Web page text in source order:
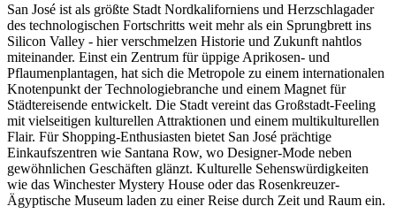
San José ist als größte Stadt Nordkaliforniens und Herzschlagader
des technologischen Fortschritts weit mehr als ein Sprungbrett ins
Silicon Valley - hier verschmelzen Historie und Zukunft nahtlos
miteinander. Einst ein Zentrum für üppige Aprikosen- und
Pflaumenplantagen, hat sich die Metropole zu einem internationalen
Knotenpunkt der Technologiebranche und einem Magnet für
Städtereisende entwickelt. Die Stadt vereint das Großstadt-Feeling
mit vielseitigen kulturellen Attraktionen und einem multikulturellen
Flair. Für Shopping-Enthusiasten bietet San José prächtige
Einkaufszentren wie Santana Row, wo Designer-Mode neben
gewöhnlichen Geschäften glänzt. Kulturelle Sehenswürdigkeiten
wie das Winchester Mystery House oder das Rosenkreuzer-
Ägyptische Museum laden zu einer Reise durch Zeit und Raum ein.